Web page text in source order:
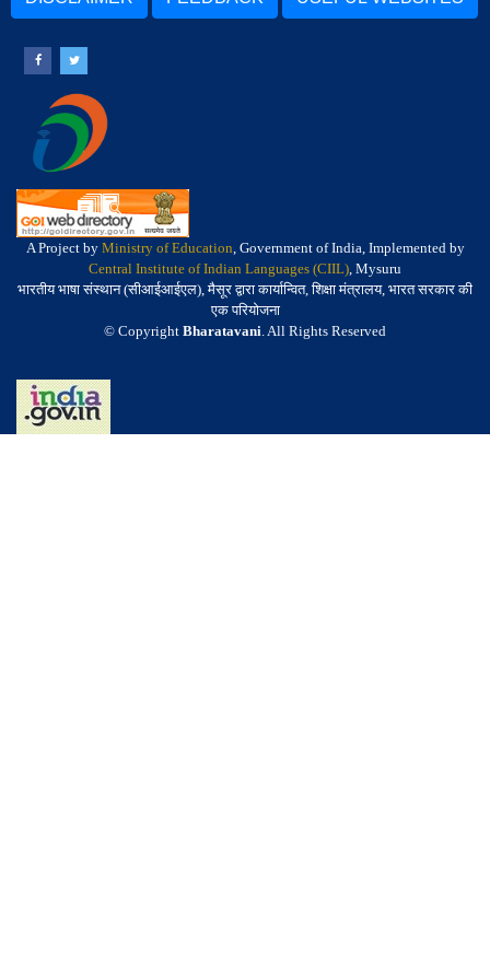
A Project by Ministry of Education, Government of India, Implemented by
Central Institute of Indian Languages (CIIL), Mysuru
भारतीय भाषा संस्थान (सीआईआईएल), मैसूर द्वारा कार्यान्वित, शिक्षा मंत्रालय, भारत सरकार की
एक परियोजना
© Copyright Bharatavani. All Rights Reserved